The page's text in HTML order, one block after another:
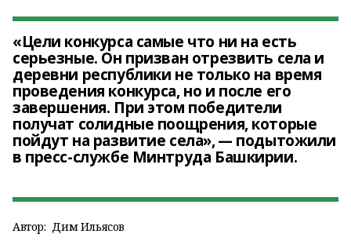
«Цели конкурса самые что ни на есть
серьезные. Он призван отрезвить села и
деревни республики не только на время
проведения конкурса, но и после его
завершения. При этом победители
получат солидные поощрения, которые
пойдут на развитие села», — подытожили
в пресс-службе Минтруда Башкирии.
Автор: Дим Ильясов